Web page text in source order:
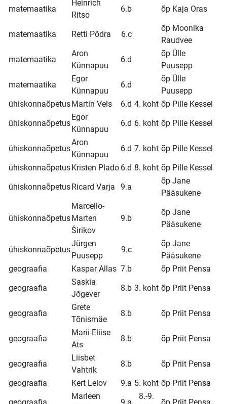
matemaatika
Heinrich
Ritso
6.b õp Kaja Oras
matemaatika Retti Põdra 6.c
õp Moonika
Raudvee
matemaatika
Aron
Künnapuu
6.d
õp Ülle
Puusepp
matemaatika
Egor
Künnapuu
6.d
õp Ülle
Puusepp
ühiskonnaõpetus Martin Vels 6.d 4. koht õp Pille Kessel
ühiskonnaõpetus
Egor
Künnapuu
6.d 6. koht õp Pille Kessel
ühiskonnaõpetus
Aron
Künnapuu
6.d 7. koht õp Pille Kessel
ühiskonnaõpetus Kristen Plado 6.d 8. koht õp Pille Kessel
ühiskonnaõpetus Ricard Varja 9.a
õp Jane
Pääsukene
ühiskonnaõpetus
Marcello-
Marten
Širikov
9.b
õp Jane
Pääsukene
ühiskonnaõpetus
Jürgen
Puusepp
9.c
õp Jane
Pääsukene
geograafia
Kaspar Allas 7.b
õp Priit Pensa
geograafia
Saskia
Jõgever
8.b 3. koht õp Priit Pensa
geograafia
Grete
Tõnismäe
8.b õp Priit Pensa
geograafia
Marii-Eliise
Ats
8.b õp Priit Pensa
geograafia
Liisbet
Vahtrik
8.b
õp Priit Pensa
geograafia
Kert Lelov 9.a 5. koht õp Priit Pensa
Marleen
8.-9.